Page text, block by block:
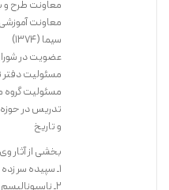
من از نوجوانی علاقه مند بودم
ارادتی بکنم. راستش، کتاب قهرمان
ترجمه آیت‌الله سید رضا صدر را
بودم و آن را «خرابه نشین» نام
مدرسه آن را پسندید و حتی در
هم کوششی کردم که چندان
زندگی این قهرمان سه ساله که با
درآورده است پایان می‌یابد و آن
معاونت طرح و
معاونت
سیما (1374)
عضویت در شورای
مسئولیت دفتر
مسئولیت گروه
تدریس در
و تاریخ
بخشی از آثار وی
1ـ سپیده سر زده است